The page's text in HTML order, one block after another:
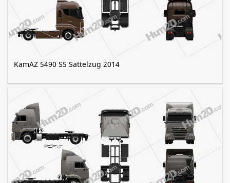
KamAZ 5490 S5 Sattelzug 2014